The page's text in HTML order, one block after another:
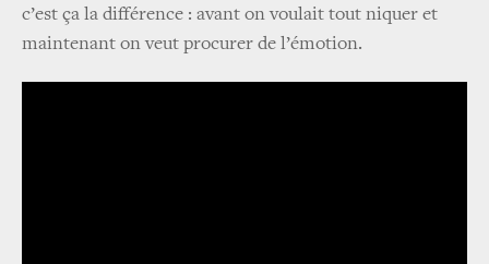
c’est ça la différence : avant on voulait tout niquer et
maintenant on veut procurer de l’émotion.